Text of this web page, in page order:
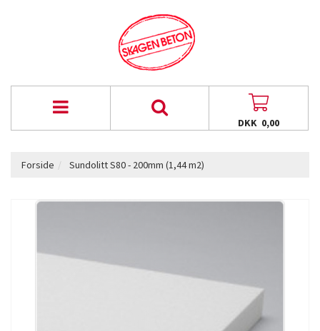
DKK 0,00
Forside Sundolitt S80 - 200mm (1,44 m2)